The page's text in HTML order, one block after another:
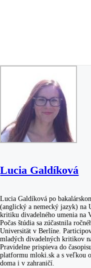
Lucia Galdíková
Lucia Galdíková po
(anglický a nemecký jazyk) na
kritiku divadelného umenia na
Počas štúdia sa zúčastnila
Universität v Berlíne.
mladých divadelných kritikov
Pravidelne prispieva do
platformu mloki.sk a s veľkou
doma i v zahraničí.